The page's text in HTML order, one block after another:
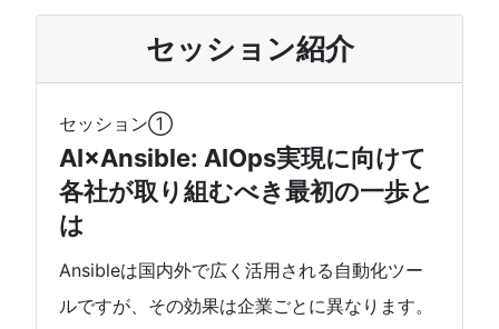
セッション紹介
セッション①
AI×Ansible: AIOps実現に向けて
各社が取り組むべき最初の一歩と
は
Ansibleは国内外で広く活用される自動化ツー
ルですが、その効果は企業ごとに異なります。